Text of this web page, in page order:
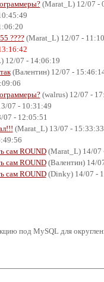
(Marat_L) 12/07 -
????(Marat_L) 12/07 -
12/07 - 14:06:19
(Валентин) 12/07 -
(walrus) 12/07 -
07 - 10:31:49
- 12:05:51
(Marat_L) 13/07 - 15:33:33
сам ROUND(Marat_L) 14/07
сам ROUND(Валентин) 14/
сам ROUND(Dinky) 14/07 -
под MySQL для